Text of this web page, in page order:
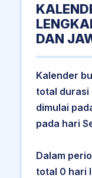
DAN
Kalender
total durasi
dimulai
pada hari
Dalam
total 0 hari